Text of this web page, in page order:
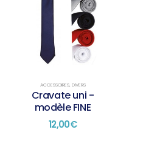
ACCESSOIRES, DIVERS
Cravate uni -
modèle FINE
12,00€